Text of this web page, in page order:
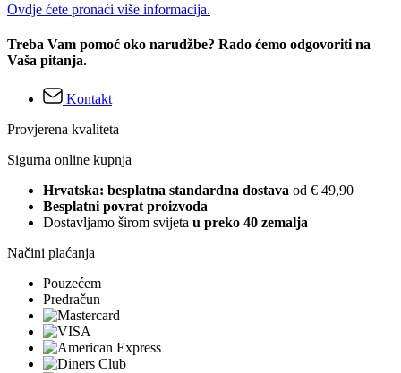
Ovdje ćete pronaći više informacija.
Treba Vam pomoć oko narudžbe? Rado ćemo odgovoriti na
Vaša pitanja.
Kontakt
Provjerena kvaliteta
Sigurna online kupnja
Hrvatska: besplatna standardna dostava od € 49,90
Besplatni povrat proizvoda
Dostavljamo širom svijeta u preko 40 zemalja
Načini plaćanja
Pouzećem
Predračun